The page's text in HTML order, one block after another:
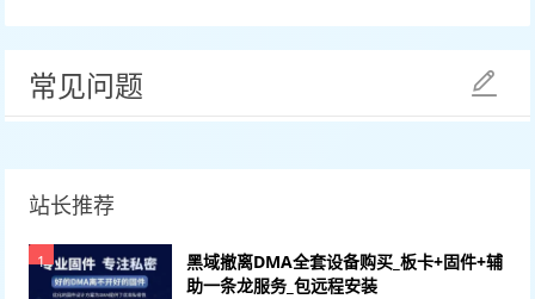
常见问题
站长推荐
1
黑域撤离DMA全套设备购买_板卡+固件+辅
助一条龙服务_包远程安装